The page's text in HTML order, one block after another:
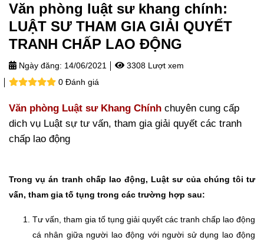
Văn phòng luật sư khang chính:
LUẬT SƯ THAM GIA GIẢI QUYẾT
TRANH CHẤP LAO ĐỘNG
Ngày đăng: 14/06/2021
3308 Lượt xem
0 Đánh giá
Văn phòng Luật sư Khang Chính chuyên cung cấp
dich vụ Luật sự tư vấn, tham gia giải quyết các tranh
chấp lao động
Trong vụ án tranh chấp lao động, Luật sư của chúng tôi tư
vấn, tham gia tố tụng trong các trường hợp sau:
Tư vấn, tham gia tố tụng giải quyết các tranh chấp lao động
cá nhân giữa người lao động với người sử dụng lao động